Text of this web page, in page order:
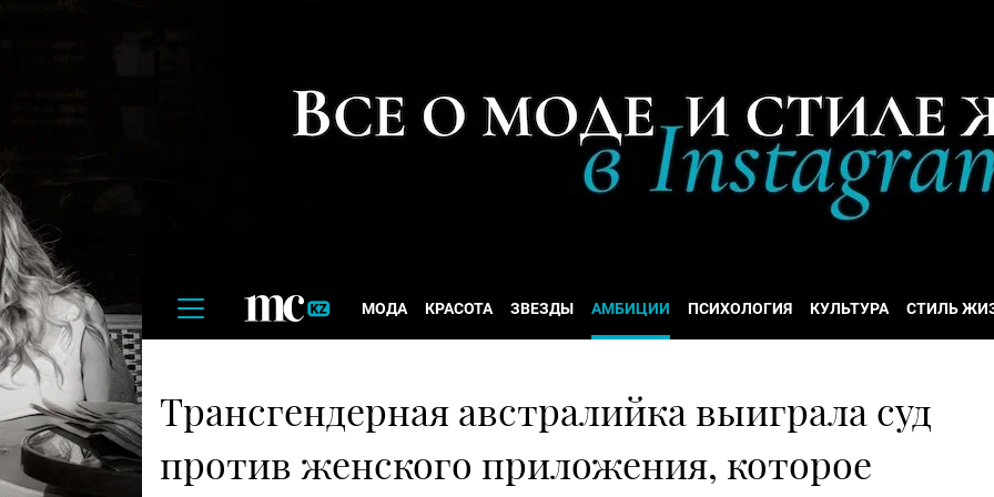
МОДА КРАСОТА ЗВЕЗДЫ АМБИЦИИ ПСИХОЛОГИЯ КУЛЬТУРА СТИЛЬ
Трансгендерная австралийка выиграла суд
против женского приложения, которое